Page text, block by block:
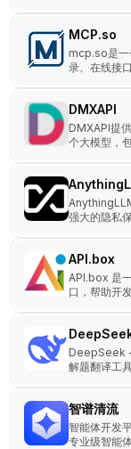
MCP.so
mcp.so是一
录、在线接
DMXAPI
DMXAPI提
个大模型，
强大的隐私
API.box
API.box 是
口，帮助开
DeepSeek -
解题翻译工具
智谱清流
智能体开发
专业级智能